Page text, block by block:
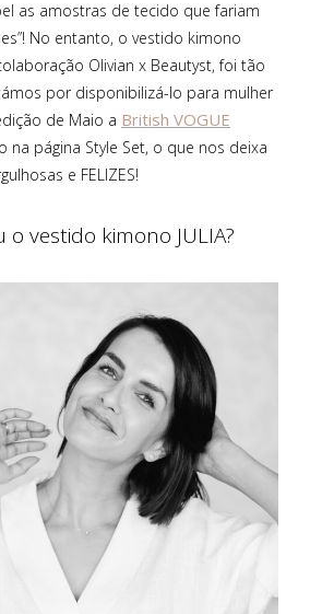
as amostras de tecido que fariam
No entanto, o vestido kimono
Olivian x Beautyst, foi tão
por disponibilizá-lo para mulher
de Maio a British VOGUE
na página Style Set, o que nos deixa
e FELIZES!
o vestido kimono JULIA?